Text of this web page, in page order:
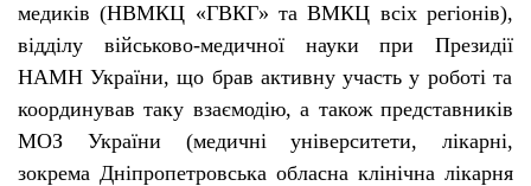
медиків (НВМКЦ «ГВКГ» та ВМКЦ всіх регіонів),
відділу військово-медичноїнауки при Президії
НАМН України, що брав активну участь у роботі та
координував таку взаємодію, а також представників
МОЗ України (медичні університети, лікарні,
зокрема Дніпропетровська обласна клінічна лікарня